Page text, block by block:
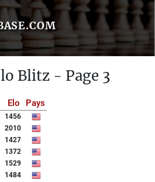
Blitz - Page 3
Elo Pays
1456
2010
1427
1372
1529
1484